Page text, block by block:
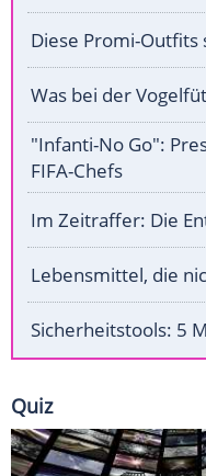
Diese Promi-
Was bei der
"Infanti-No Go":
FIFA-Chefs
Im Zeitraffer: Die
Lebensmittel, die
Sicherheitstools: 5
Quiz